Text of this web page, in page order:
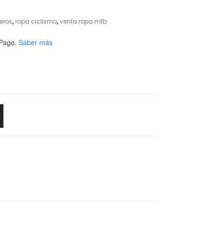
, ropa ciclismo,venta ropa mtb
Saber más